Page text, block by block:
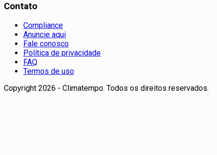
Contato
Compliance
Anuncie aqui
Fale conosco
Política de privacidade
FAQ
Termos de uso
Copyright 2026 - Climatempo. Todos os direitos reservados.